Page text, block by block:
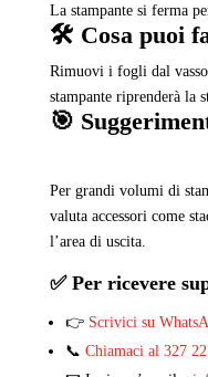
La stampante si ferma
🛠️ Cosa puoi
Rimuovi i fogli dal
stampante riprenderà la
🎯
Per grandi volumi di
valuta accessori come
l’area di uscita.
✅ Per ricevere
👉 Scrivici su
📞 Chiamaci al 327